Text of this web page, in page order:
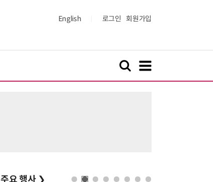
English 로그인 회원가입
주요 행사 ❯